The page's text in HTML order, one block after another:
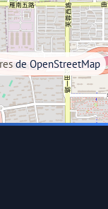
de OpenStreetMap